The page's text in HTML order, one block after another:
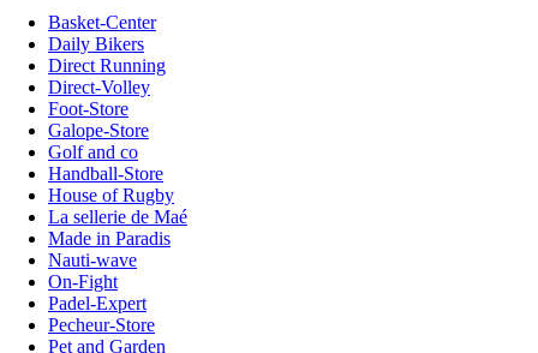
Basket-Center
Daily Bikers
Direct Running
Direct-Volley
Foot-Store
Galope-Store
Golf and co
Handball-Store
House of Rugby
La sellerie de Maé
Made in Paradis
Nauti-wave
On-Fight
Padel-Expert
Pecheur-Store
Pet and Garden